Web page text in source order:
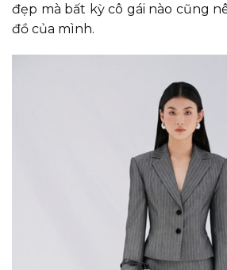
đẹp mà bất kỳ cô gái nào cũng
đồ của mình.